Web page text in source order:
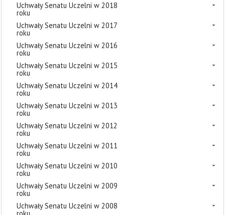
Uchwały Senatu Uczelni w 2018
roku
Uchwały Senatu Uczelni w 2017
roku
Uchwały Senatu Uczelni w 2016
roku
Uchwały Senatu Uczelni w 2015
roku
Uchwały Senatu Uczelni w 2014
roku
Uchwały Senatu Uczelni w 2013
roku
Uchwały Senatu Uczelni w 2012
roku
Uchwały Senatu Uczelni w 2011
roku
Uchwały Senatu Uczelni w 2010
roku
Uchwały Senatu Uczelni w 2009
roku
Uchwały Senatu Uczelni w 2008